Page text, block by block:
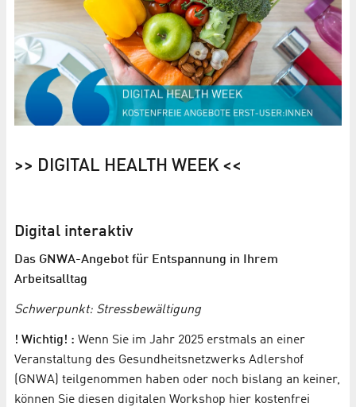
>> DIGITAL HEALTH WEEK <<
Digital interaktiv
Das GNWA-Angebot für Entspannung in Ihrem
Arbeitsalltag
Schwerpunkt: Stressbewältigung
! Wichtig! : Wenn Sie im Jahr 2025 erstmals an einer
Veranstaltung des Gesundheitsnetzwerks Adlershof
(GNWA) teilgenommen haben oder noch bislang an keiner,
können Sie diesen digitalen Workshop hier kostenfrei